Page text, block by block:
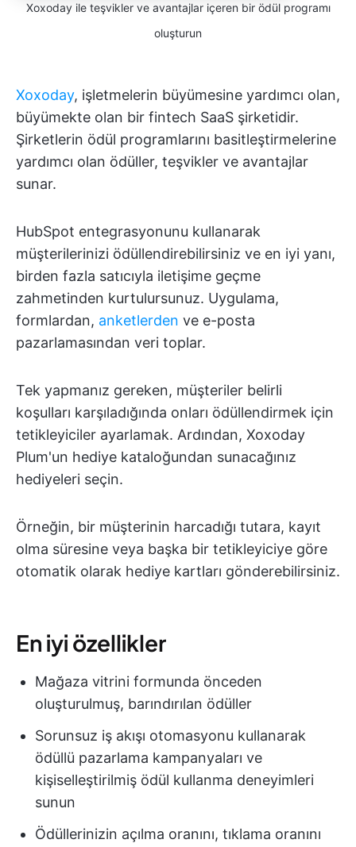
Xoxoday ile teşvikler ve avantajlar içeren bir ödül programı
oluşturun
Xoxoday, işletmelerin büyümesine yardımcı olan,
büyümekte olan bir fintech SaaS şirketidir.
Şirketlerin ödül programlarını basitleştirmelerine
yardımcı olan ödüller, teşvikler ve avantajlar
sunar.
HubSpot entegrasyonunu kullanarak
müşterilerinizi ödüllendirebilirsiniz ve en iyi yanı,
birden fazla satıcıyla iletişime geçme
zahmetinden kurtulursunuz. Uygulama,
formlardan, anketlerden ve e-posta
pazarlamasından veri toplar.
Tek yapmanız gereken, müşteriler belirli
koşulları karşıladığında onları ödüllendirmek için
tetikleyiciler ayarlamak. Ardından, Xoxoday
Plum'un hediye kataloğundan sunacağınız
hediyeleri seçin.
Örneğin, bir müşterinin harcadığı tutara, kayıt
olma süresine veya başka bir tetikleyiciye göre
otomatik olarak hediye kartları gönderebilirsiniz.
En iyi özellikler
Mağaza vitrini formunda önceden
oluşturulmuş, barındırılan ödüller
Sorunsuz iş akışı otomasyonu kullanarak
ödüllü pazarlama kampanyaları ve
kişiselleştirilmiş ödül kullanma deneyimleri
sunun
Ödüllerinizin açılma oranını, tıklama oranını